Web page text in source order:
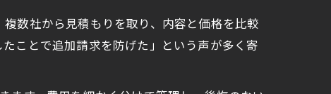
数社から見積もりを取り、内容と価格を比較
ことで追加請求を防げた」という声が多く寄